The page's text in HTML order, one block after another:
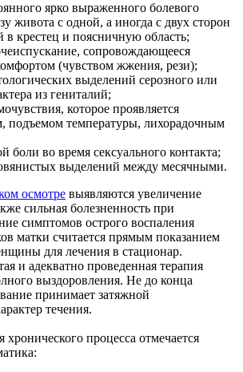
ярко выраженного болевого
живота с одной, а иногда с двух сторон
в крестец и поясничную область;
сопровождающееся
(чувством жжения, рези);
выделений серозного или
из гениталий;
которое проявляется
подъемом температуры, лихорадочным
боли во время сексуального контакта;
выделений между месячными.
осмотре выявляются увеличение
сильная болезненность при
симптомов острого воспаления
матки считается прямым показанием
для лечения в стационар.
и адекватно проведенная терапия
выздоровления. Не до конца
принимает затяжной
течения.
хронического процесса отмечается